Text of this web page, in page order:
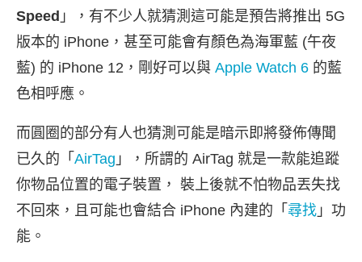
Speed 」，有不少人就猜測這可能是預告將推出 5G
版本的 iPhone，甚至可能會有顏色為海軍藍 (午夜
藍) 的 iPhone 12，剛好可以與 Apple Watch 6 的藍
色相呼應。
而圓圈的部分有人也猜測可能是暗示即將發佈傳聞
已久的「 AirTag 」，所謂的 AirTag 就是一款能追蹤
你物品位置的電子裝置， 裝上後就不怕物品丟失找
不回來，且可能也會結合 iPhone 內建的「 尋找 」功
能。